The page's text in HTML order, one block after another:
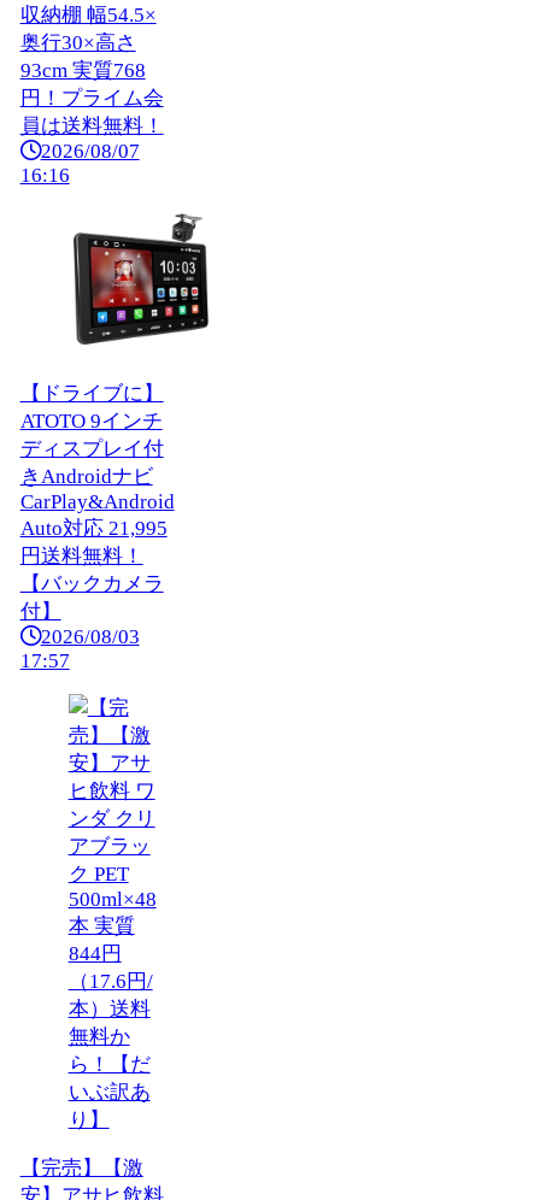
収納棚 幅54.5×
奥行30×高さ
93cm 実質768
円！プライム会
員は送料無料！
2026/08/07
16:16
【ドライブに】
ATOTO 9インチ
ディスプレイ付
きAndroidナビ
CarPlay&Android
Auto対応 21,995
円送料無料！
【バックカメラ
付】
2026/08/03
17:57
【完売】【激